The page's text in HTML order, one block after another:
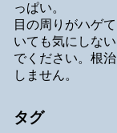
っぱい。
目の周りがハゲて
いても気にしない
でください。根治
しません。
タグ